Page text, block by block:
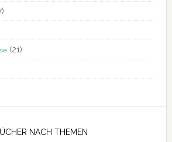
(21)
NACH THEMEN